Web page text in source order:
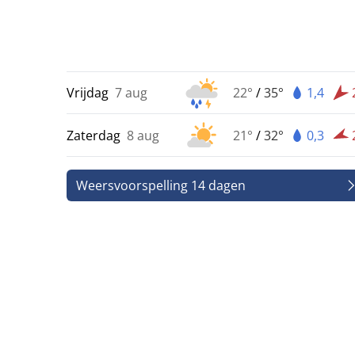
Vrijdag 7 aug 22° /35° 1,4
Zaterdag 8 aug 21° /32° 0,3
Weersvoorspelling 14 dagen